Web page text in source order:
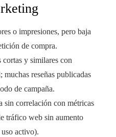
o impresiones, pero baja
de compra.
cortas y similares con
reseñas publicadas
de campaña.
sin correlación con métricas
tráfico web sin aumento
activo).